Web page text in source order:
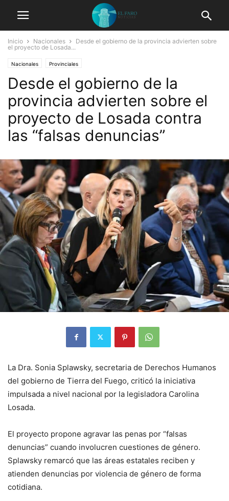
Inicio Nacionales
Desde el gobierno de la provincia advierten sobre
el proyecto de Losada...
Nacionales Provinciales
Desde el gobierno de la
provincia advierten sobre el
proyecto de Losada contra
las “falsas denuncias”
La Dra. Sonia Splawsky, secretaria de Derechos Humanos
del gobierno de Tierra del Fuego, criticó la iniciativa
impulsada a nivel nacional por la legisladora Carolina
Losada.
El proyecto propone agravar las penas por “falsas
denuncias” cuando involucren cuestiones de género.
Splawsky remarcó que las áreas estatales reciben y
atienden denuncias por violencia de género de forma
cotidiana.